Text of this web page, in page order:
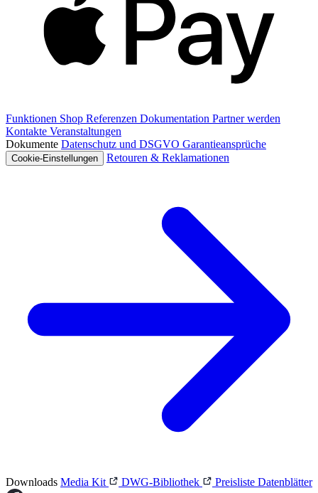
Funktionen Shop Referenzen Dokumentation Partner werden
Kontakte Veranstaltungen
Dokumente Datenschutz und DSGVO Garantieansprüche
Cookie-Einstellungen Retouren & Reklamationen
Downloads Media Kit DWG-Bibliothek Preisliste Datenblätter